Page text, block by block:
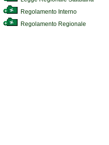
Regolamento Interno
Regolamento Regionale